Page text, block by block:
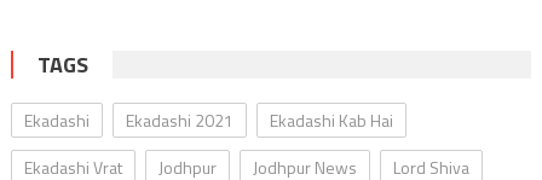
TAGS
Ekadashi Ekadashi 2021
Ekadashi Kab Hai
Ekadashi Vrat
Jodhpur Jodhpur News
Lord Shiva